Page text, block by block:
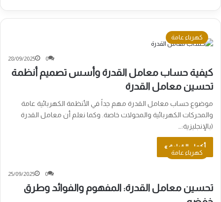
كهرباء عامة
28/09/2025 0
كيفية حساب معامل القدرة وأسس تصميم أنظمة
تحسين معامل القدرة
موضوع حساب معامل القدرة مهم جداً في الأنظمة الكهربائية عامة
والمحركات الكهربائية والمحولات خاصة. وكما نعلم أن معامل القدرة
(بالإنجليزية:…
أكمل القراءة »
كهرباء عامة
25/09/2025 0
تحسين معامل القدرة: المفهوم والفوائد وطرق